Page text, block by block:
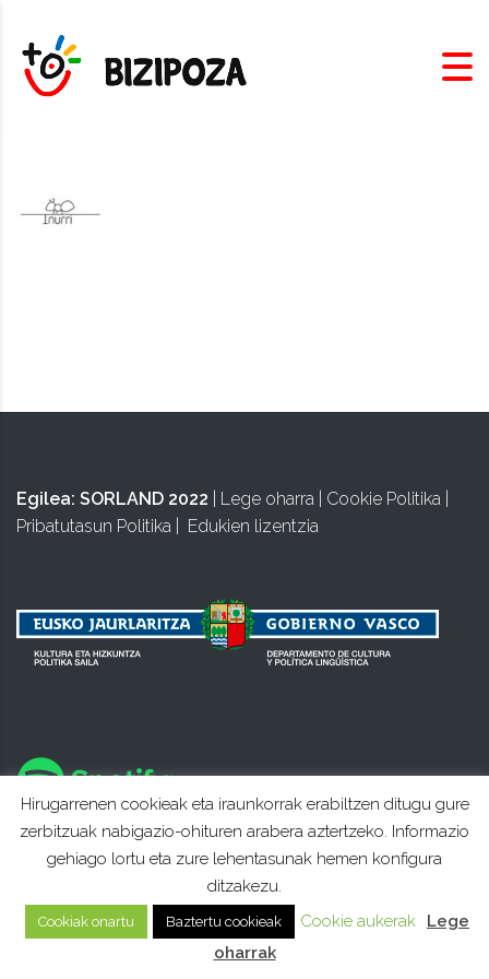
Egilea: SORLAND 2022 Lege oharra Cookie Politika
Pribatutasun Politika
Edukien lizentzia
Hirugarrenen cookieak eta iraunkorrak erabiltzen ditugu gure
zerbitzuak nabigazio-ohituren arabera aztertzeko. Informazio
gehiago lortu eta zure lehentasunak hemen konfigura
ditzakezu.
Cookiak onartu Baztertu cookieak Cookie aukerak
Lege
oharrak